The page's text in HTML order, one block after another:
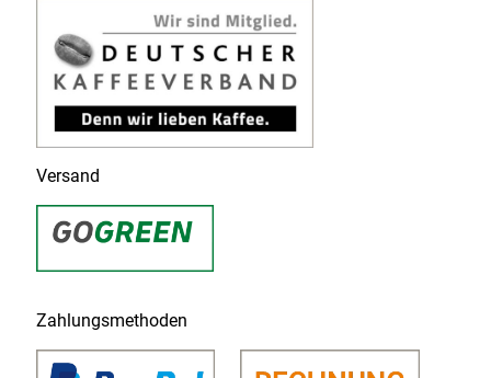
Versand
Zahlungsmethoden